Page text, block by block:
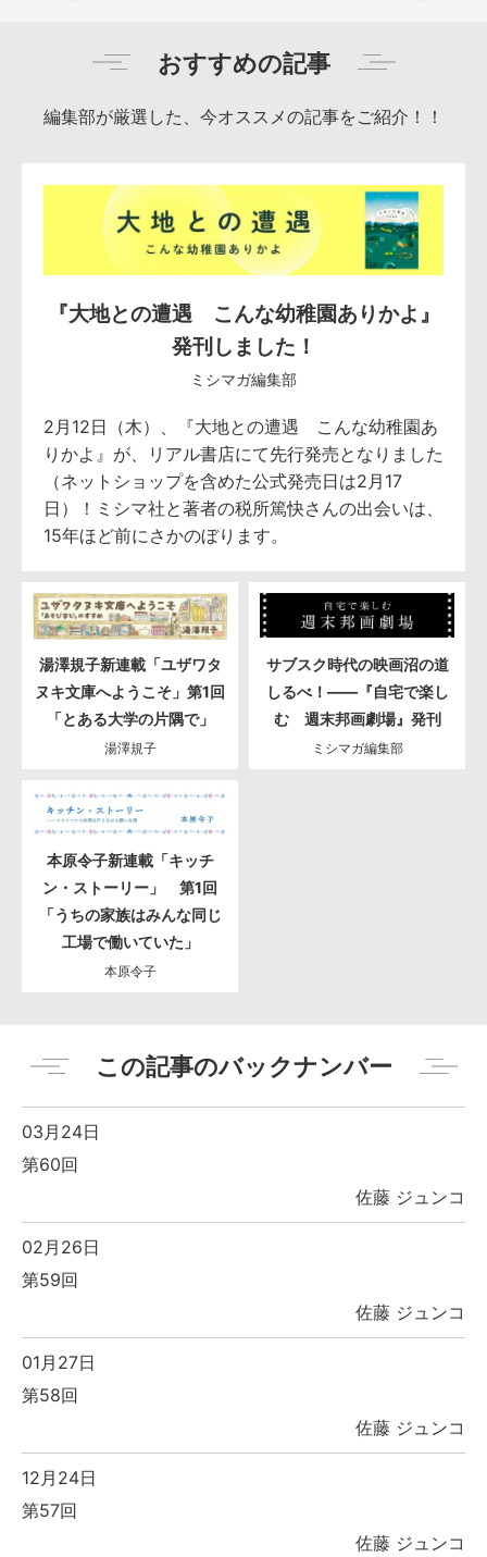
おすすめの記事
編集部が厳選した、今オススメの記事をご紹介！！
『大地との遭遇 こんな幼稚園ありかよ』
発刊しました！
ミシマガ編集部
2月12日（木）、『大地との遭遇 こんな幼稚園あ
りかよ』が、リアル書店にて先行発売となりました
（ネットショップを含めた公式発売日は2月17
日）！ミシマ社と著者の税所篤快さんの出会いは、
15年ほど前にさかのぼります。
湯澤規子新連載「ユザワタ
ヌキ文庫へようこそ」第1回
「とある大学の片隅で」
湯澤規子
サブスク時代の映画沼の道
しるべ！――『自宅で楽し
む 週末邦画劇場』発刊
ミシマガ編集部
本原令子新連載「キッチ
ン・ストーリー」 第1回
「うちの家族はみんな同じ
工場で働いていた」
本原令子
この記事のバックナンバー
03月24日
第60回
佐藤 ジュンコ
02月26日
第59回
佐藤 ジュンコ
01月27日
第58回
佐藤 ジュンコ
12月24日
第57回
佐藤 ジュンコ